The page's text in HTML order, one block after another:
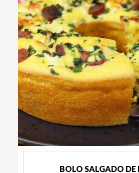
BOLO SALGADO DE